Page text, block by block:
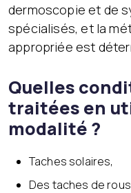
dermoscopie et de
spécialisés, et la
appropriée est
Quelles
traitées en
modalité ?
Taches solaires,
Des taches de